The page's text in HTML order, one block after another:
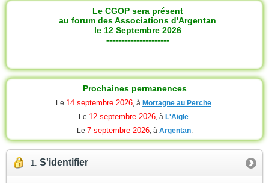
Le CGOP sera présent
au forum des Associations d'Argentan
le 12 Septembre 2026
---------------------
Prochaines permanences
Le 14 septembre 2026, à Mortagne au Perche.
Le 12 septembre 2026, à L'Aigle.
Le 7 septembre 2026, à Argentan.
S'identifier